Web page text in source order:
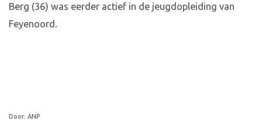
Berg (36) was eerder actief in de jeugdopleiding van
Feyenoord.
Door: ANP